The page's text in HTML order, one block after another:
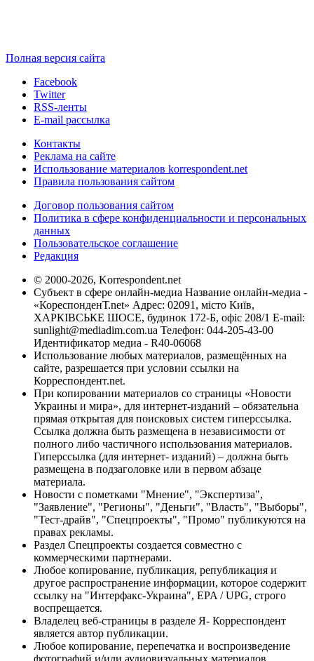
Полная версия сайта
Facebook
Twitter
RSS-ленты
E-mail рассылка
Контакты
Реклама на сайте
Использование материалов korrespondent.net
Правила пользования сайтом
Договор пользования сайтом
Политика в сфере конфиденциальности и персональных
данных
Пользовательское соглашение
Редакция
© 2000-2026, Korrespondent.net
Субъект в сфере онлайн-медиа Название онлайн-медиа -
«КореспонденТ.net» Адрес: 02091, місто Київ,
ХАРКІВСЬКЕ ШОСЕ, будинок 172-Б, офіс 208/1 E-mail:
sunlight@mediadim.com.ua Телефон: 044-205-43-00
Идентификатор медиа - R40-06068
Использование любых материалов, размещённых на
сайте, разрешается при условии ссылки на
Корреспондент.net.
При копировании материалов со страницы «Новости
Украины и мира», для интернет-изданий – обязательна
прямая открытая для поисковых систем гиперссылка.
Ссылка должна быть размещена в независимости от
полного либо частичного использования материалов.
Гиперссылка (для интернет- изданий) – должна быть
размещена в подзаголовке или в первом абзаце
материала.
Новости с пометками "Мнение", "Экспертиза",
"Заявление", "Регионы", "Деньги", "Власть", "Выборы",
"Тест-драйв", "Спецпроекты", "Промо" публикуются на
правах рекламы.
Раздел Спецпроекты создается совместно с
коммерческими партнерами.
Любое копирование, публикация, републикация и
другое распространение информации, которое содержит
ссылку на "Интерфакс-Украина", EPA / UPG, строго
воспрещается.
Владелец веб-страницы в разделе Я- Корреспондент
является автор публикации.
Любое копирование, перепечатка и воспроизведение
фотографий и/или аудиовизуальных материалов,